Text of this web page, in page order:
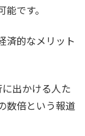
です。
済的なメリット
出かける人た
数倍という報道